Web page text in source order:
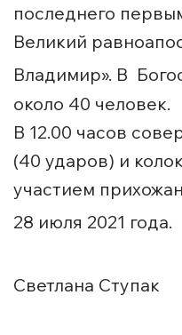
последнего
Великий
Владимир». В
около 40 человек.
В 12.00 часов
(40 ударов) и
участием
28 июля 2021 года.
Светлана Ступак